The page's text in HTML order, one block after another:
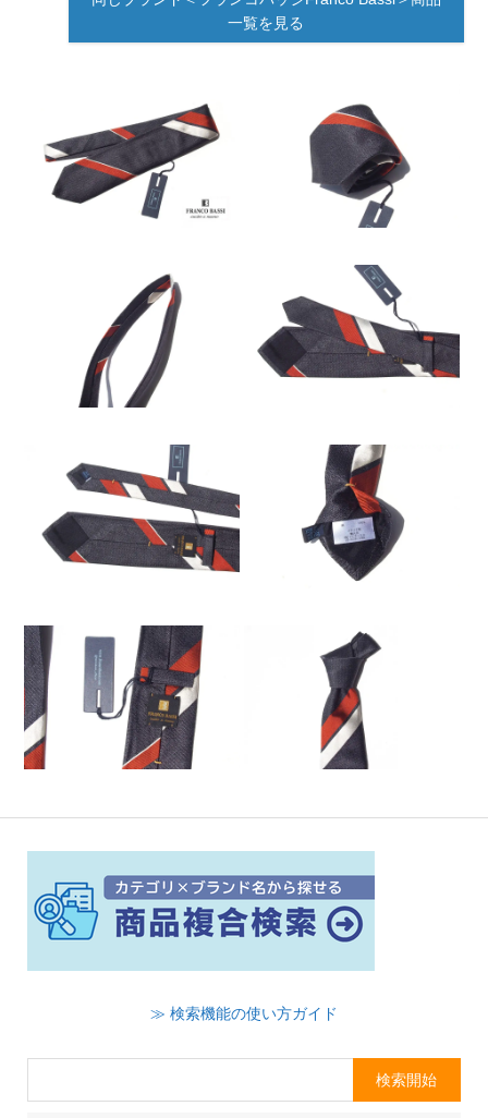
一覧を見る
≫ 検索機能の使い方ガイド